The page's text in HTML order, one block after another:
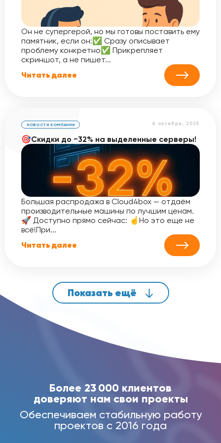
Он не супергерой, но мы готовы поставить ему
памятник, если он:✅ Сразу описывает
проблему конкретно✅ Прикрепляет
скриншот, а не пишет...
Читать далее
6 октября, 2025
НОВОСТИ КОМПАНИИ
🎯Скидки до −32% на выделенные серверы!
Большая распродажа в Cloud4box — отдаём
производительные машины по лучшим ценам.
🚀 Доступно прямо сейчас: ☝️Но это еще не
всё!При...
Читать далее
Показать ещё
Более 23 000 клиентов
доверяют нам свои проекты
Обеспечиваем стабильную работу
проектов с 2016 года